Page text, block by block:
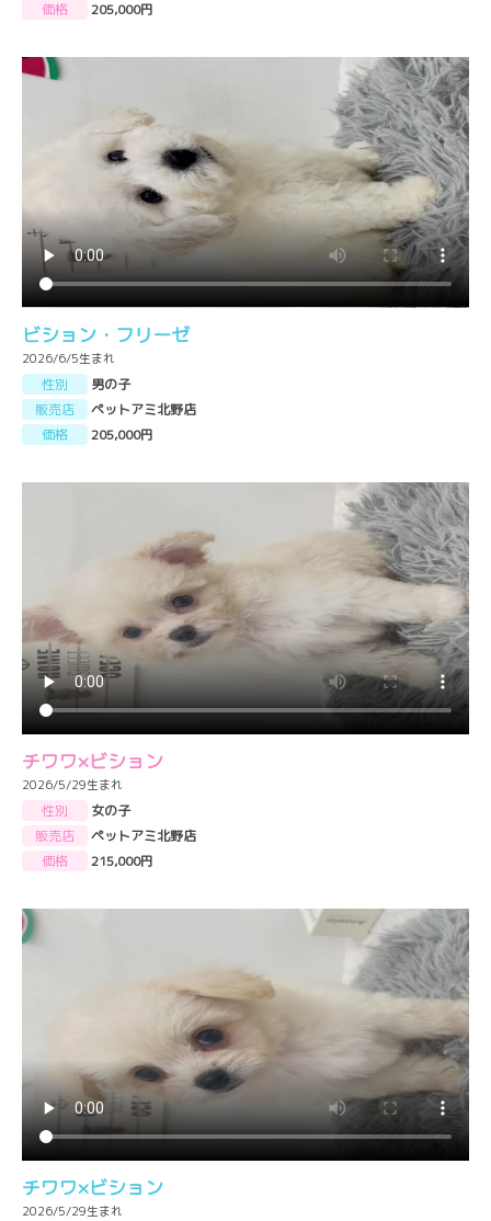
価格 205,000円
ビション・フリーゼ
2026/6/5生まれ
性別
男の子
販売店
ペットアミ北野店
価格
205,000円
チワワ×ビション
2026/5/29生まれ
性別
女の子
販売店
ペットアミ北野店
価格
215,000円
チワワ×ビション
2026/5/29生まれ